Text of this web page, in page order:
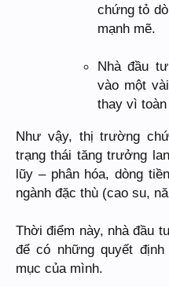
chứng tỏ
mạnh mẽ.
Nhà đầu
vào một
thay vì
Như vậy, thị trường
trạng thái tăng trưởng
lũy – phân hóa, dòng
ngành đặc thù (cao su,
Thời điểm này, nhà đầu
để có những quyết
mục của mình.